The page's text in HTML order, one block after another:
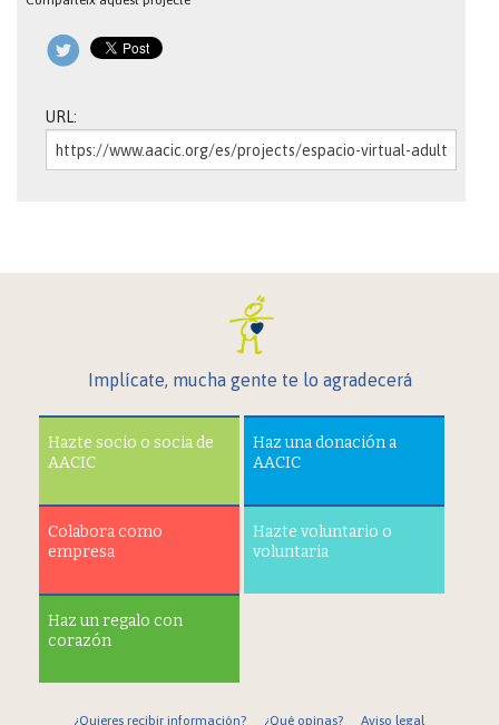
URL:
Implícate, mucha gente te lo agradecerá
Hazte socio o socia de
AACIC
Haz una donación a
AACIC
Colabora como
empresa
Hazte voluntario o
voluntaria
Haz un regalo con
corazón
¿Quieres recibir información? ¿Qué opinas? Aviso legal